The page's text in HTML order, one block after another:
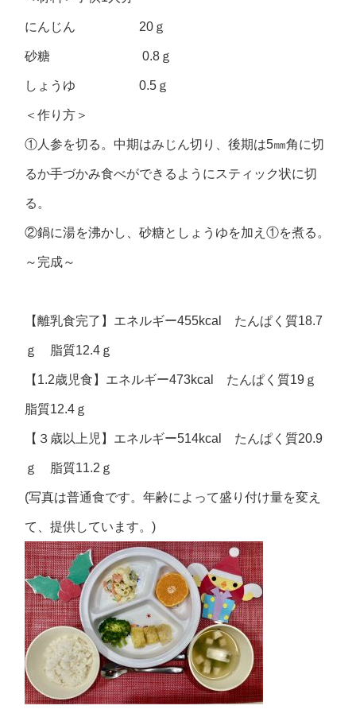
にんじん 20ｇ
砂糖 0.8ｇ
しょうゆ 0.5ｇ
＜作り方＞
①人参を切る。中期はみじん切り、後期は5㎜角に切
るか手づかみ食べができるようにスティック状に切
る。
②鍋に湯を沸かし、砂糖としょうゆを加え①を煮る。
～完成～
【離乳食完了】エネルギー455kcal たんぱく質18.7
ｇ 脂質12.4ｇ
【1.2歳児食】エネルギー473kcal たんぱく質19ｇ
脂質12.4ｇ
【３歳以上児】エネルギー514kcal たんぱく質20.9
ｇ 脂質11.2ｇ
(写真は普通食です。年齢によって盛り付け量を変え
て、提供しています。)